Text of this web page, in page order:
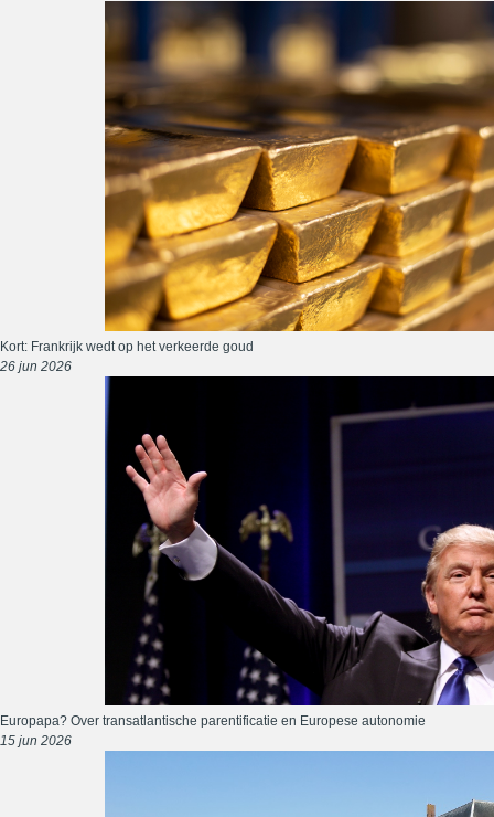
Kort: Frankrijk wedt op het verkeerde goud
26 jun 2026
Europapa? Over transatlantische parentificatie en Europese autonomie
15 jun 2026